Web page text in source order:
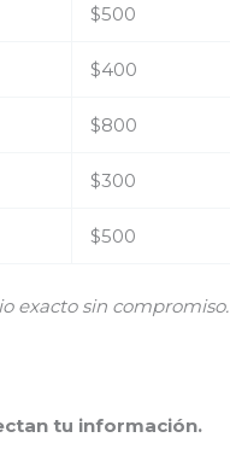
$500
$400
$800
$300
$500
exacto sin compromiso.
tu información.